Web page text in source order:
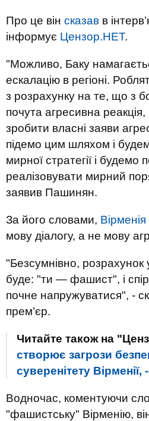
Про це він сказав в
інформує Цензор.НЕТ.
"Можливо, Баку
ескалацію в регіоні.
з розрахунку на те, що з
почута агресивна
зробити власні заяви
підемо цим шляхом і
мирної стратегії і будемо
реалізовувати мирний
заявив Пашинян.
За його словами, Вірменія
мову діалогу, а не мову
"Безсумнівно, розрахунок
буде: "ти — фашист", і
почне напружуватися", -
прем’єр.
Читайте також на
створює загрози
суверенітету
Водночас, коментуючи
"фашистську" Вірменію,